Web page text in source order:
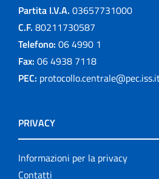
Partita I.V.A. 03657731000
C.F. 80211730587
Telefono: 06 4990 1
Fax: 06 4938 7118
PEC:
PRIVACY
Informazioni per la privacy
Contatti